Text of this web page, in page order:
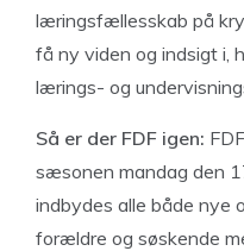
læringsfællesskab på
få ny viden og indsigt i,
lærings- og
Så er der FDF igen:
sæsonen mandag den
indbydes alle både nye
forældre og søskende